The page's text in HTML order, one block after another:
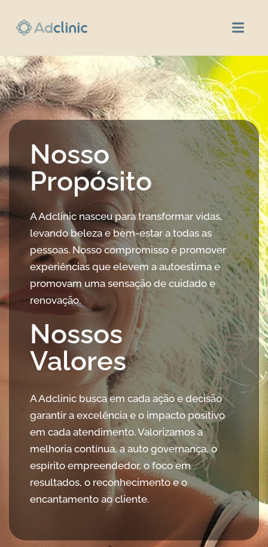
Nosso
Propósito
A Adclinic nasceu para transformar vidas,
levando beleza e bem-estar a todas as
pessoas. Nosso compromisso é promover
experiências que elevem a autoestima e
promovam uma sensação de cuidado e
renovação.
Nossos
Valores
A Adclinic busca em cada ação e decisão
garantir a excelência e o impacto positivo
em cada atendimento. Valorizamos a
melhoria contínua, a auto governança, o
espírito empreendedor, o foco em
resultados, o reconhecimento e o
encantamento ao cliente.